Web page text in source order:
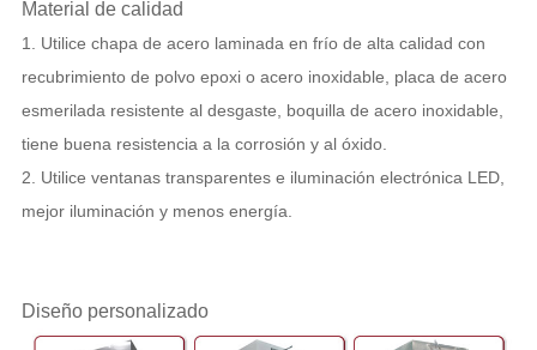
Material de calidad
1. Utilice chapa de acero laminada en frío de alta calidad con
recubrimiento de polvo epoxi o acero inoxidable, placa de acero
esmerilada resistente al desgaste, boquilla de acero inoxidable,
tiene buena resistencia a la corrosión y al óxido.
2. Utilice ventanas transparentes e iluminación electrónica LED,
mejor iluminación y menos energía.
Diseño personalizado